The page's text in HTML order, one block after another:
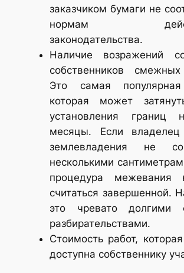
заказчиком бумаги не
нормам
законодательства.
Наличие возражений
собственников смежных
Это самая
которая может
установления границ
месяцы. Если
землевладения не
несколькими
процедура
считаться завершенной.
это чревато долгими
разбирательствами.
Стоимость работ,
доступна собственнику